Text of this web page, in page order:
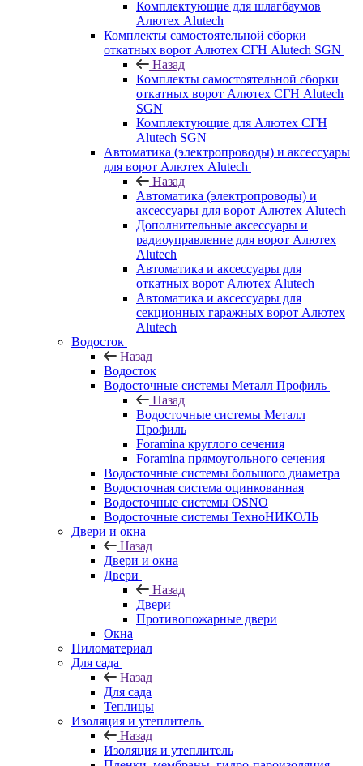
Комплектующие для шлагбаумов
Алютех Alutech
Комплекты самостоятельной сборки
откатных ворот Алютех СГН Alutech SGN
Назад
Комплекты самостоятельной сборки
откатных ворот Алютех СГН Alutech
SGN
Комплектующие для Алютех СГН
Alutech SGN
Автоматика (электропроводы) и аксессуары
для ворот Алютех Alutech
Назад
Автоматика (электропроводы) и
аксессуары для ворот Алютех Alutech
Дополнительные аксессуары и
радиоуправление для ворот Алютех
Alutech
Автоматика и аксессуары для
откатных ворот Алютех Alutech
Автоматика и аксессуары для
секционных гаражных ворот Алютех
Alutech
Водосток
Назад
Водосток
Водосточные системы Металл Профиль
Назад
Водосточные системы Металл
Профиль
Foramina круглого сечения
Foramina прямоугольного сечения
Водосточные системы большого диаметра
Водосточная система оцинкованная
Водосточные системы OSNO
Водосточные системы ТехноНИКОЛЬ
Двери и окна
Назад
Двери и окна
Двери
Назад
Двери
Противопожарные двери
Окна
Пиломатериал
Для сада
Назад
Для сада
Теплицы
Изоляция и утеплитель
Назад
Изоляция и утеплитель